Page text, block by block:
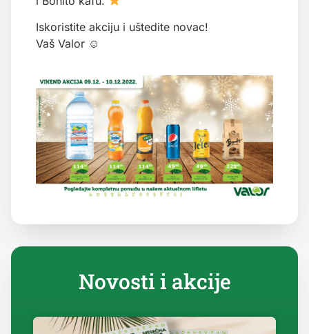
Iskoristite akciju i uštedite novac!
Vaš Valor ☺
Novosti i akcije